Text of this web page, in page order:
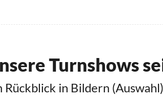
Turnshows
Rückblick in Bildern (Auswahl)